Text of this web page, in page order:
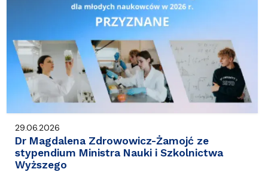
29.06.2026
Dr Magdalena Zdrowowicz-Żamojć ze
stypendium Ministra Nauki i Szkolnictwa
Wyższego